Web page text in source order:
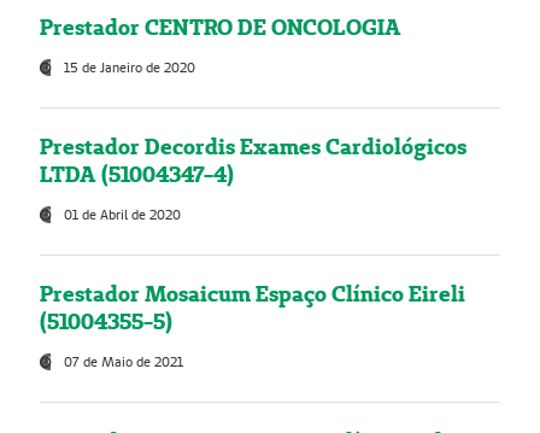
Prestador CENTRO DE ONCOLOGIA
15 de Janeiro de 2020
Prestador Decordis Exames Cardiológicos
LTDA (51004347-4)
01 de Abril de 2020
Prestador Mosaicum Espaço Clínico Eireli
(51004355-5)
07 de Maio de 2021